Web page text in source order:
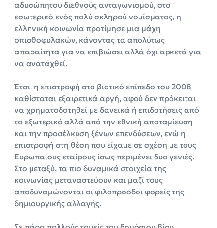
αδυσώπητου διεθνούς ανταγωνισμού, στο
εσωτερικό ενός πολύ σκληρού νομίσματος, η
ελληνική κοινωνία προτίμησε μια μάχη
οπισθοφυλακών, κάνοντας τα απολύτως
απαραίτητα για να επιβιώσει αλλά όχι αρκετά για
να αναταχθεί.
Έτσι, η επιστροφή στο βιοτικό επίπεδο του 2008
καθίσταται εξαιρετικά αργή, αφού δεν πρόκειται
να χρηματοδοτηθεί με δανεικά ή επιδοτήσεις από
το εξωτερικό αλλά από την εθνική αποταμίευση
και την προσέλκυση ξένων επενδύσεων, ενώ η
επιστροφή στη θέση που είχαμε σε σχέση με τους
Ευρωπαίους εταίρους ίσως περιμένει δυο γενιές.
Στο μεταξύ, τα πιο δυναμικά στοιχεία της
κοινωνίας μεταναστεύουν και μαζί τους
αποδυναμώνονται οι φιλοπρόοδοι φορείς της
δημιουργικής αλλαγής.